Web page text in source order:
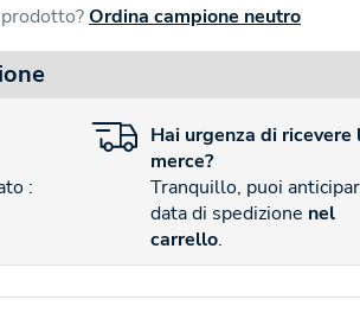
Ordina campione neutro
:
Hai urgenza di ricevere
merce?
Tranquillo, puoi
data di spedizione nel
carrello.